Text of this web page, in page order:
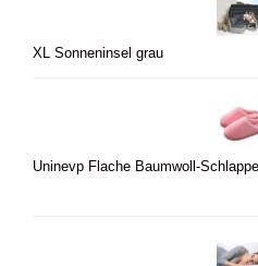
XL Sonneninsel grau
Uninevp Flache Baumwoll-